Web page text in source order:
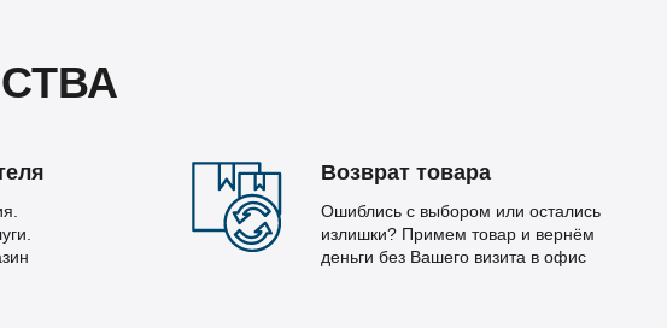
Возврат товара
Ошиблись с выбором или остались
излишки? Примем товар и вернём
деньги без Вашего визита в офис